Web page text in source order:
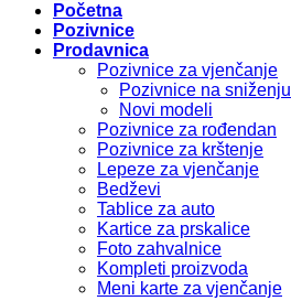
Početna
Pozivnice
Prodavnica
Pozivnice za vjenčanje
Pozivnice na sniženju
Novi modeli
Pozivnice za rođendan
Pozivnice za krštenje
Lepeze za vjenčanje
Bedževi
Tablice za auto
Kartice za prskalice
Foto zahvalnice
Kompleti proizvoda
Meni karte za vjenčanje